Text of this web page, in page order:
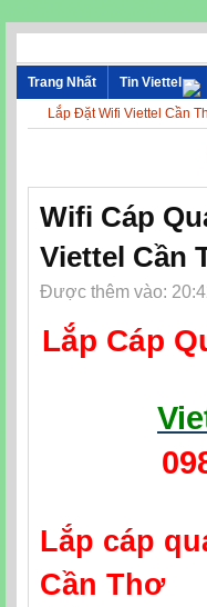
Trang Nhất Tin Viettel
Lắp Đặt Wifi Viettel Cần
Wifi Cáp
Viettel Cần
Được thêm vào:
Lắp Cáp
Lắp cáp
Cần Thơ